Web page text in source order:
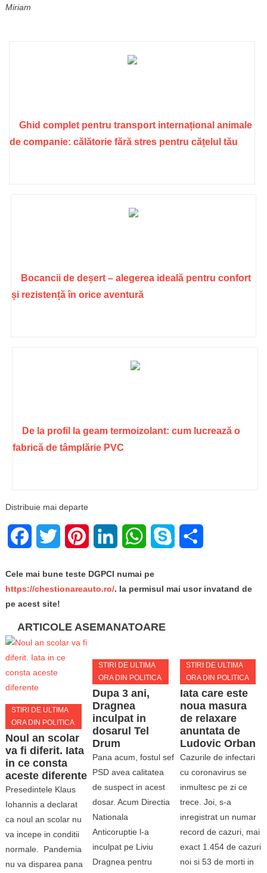
Miriam
Ghid complet pentru transport internațional animale
de companie: călătorie fără stres pentru cățelul tău
Bocancii de deșert – alegerea ideală pentru confort
și rezistență în orice aventură
De la profil la geam termoizolant: cum lucrează o
fabrică de tâmplărie PVC
Distribuie mai departe
FacebookTwitter PinterestLinkedIn WhatsApp
Skype
Cele mai bune teste DGPCI numai pe
https://chestionareauto.ro/. Ia permisul mai usor invatand de
pe acest site!
ARTICOLE ASEMANATOARE
STIRI DE ULTIMA
ORA DIN POLITICA
Noul an scolar
va fi diferit. Iata
in ce consta
aceste diferente
Presedintele Klaus
Iohannis a declarat
ca noul an scolar nu
va incepe in conditii
normale. Pandemia
nu va disparea pana
STIRI DE ULTIMA
ORA DIN POLITICA
Dupa 3 ani,
Dragnea
inculpat in
dosarul Tel
Drum
Pana acum, fostul sef
PSD avea calitatea
de suspect in acest
dosar. Acum Directia
Nationala
Anticoruptie l-a
inculpat pe Liviu
Dragnea pentru
STIRI DE ULTIMA
ORA DIN POLITICA
Iata care este
noua masura
de relaxare
anuntata de
Ludovic Orban
Cazurile de infectari
cu coronavirus se
inmultesc pe zi ce
trece. Joi, s-a
inregistrat un numar
record de cazuri, mai
exact 1.454 de cazuri
noi si 53 de morti in